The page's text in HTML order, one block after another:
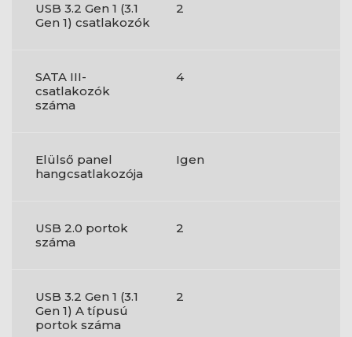
USB 3.2 Gen 1 (3.1
Gen 1) csatlakozók
2
SATA III-
csatlakozók
száma
4
Elülső panel
hangcsatlakozója
Igen
USB 2.0 portok
száma
2
USB 3.2 Gen 1 (3.1
Gen 1) A típusú
portok száma
2